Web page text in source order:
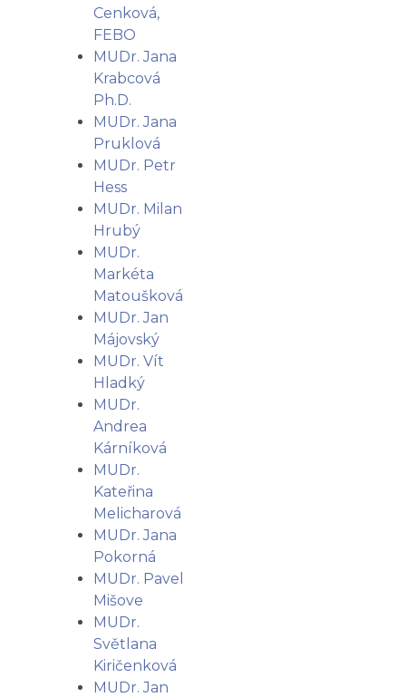
Cenková,
FEBO
MUDr. Jana
Krabcová
Ph.D.
MUDr. Jana
Pruklová
MUDr. Petr
Hess
MUDr. Milan
Hrubý
MUDr.
Markéta
Matoušková
MUDr. Jan
Májovský
MUDr. Vít
Hladký
MUDr.
Andrea
Kárníková
MUDr.
Kateřina
Melicharová
MUDr. Jana
Pokorná
MUDr. Pavel
Mišove
MUDr.
Světlana
Kiričenková
MUDr. Jan